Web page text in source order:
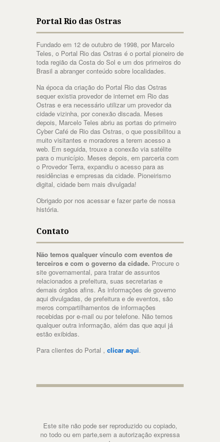
Portal Rio das Ostras
Fundado em 12 de outubro de 1998, por Marcelo
Teles, o Portal Rio das Ostras é o portal pioneiro de
toda região da Costa do Sol e um dos primeiros do
Brasil a abranger conteúdo sobre localidades.
Na época da criação do Portal Rio das Ostras
sequer existia provedor de internet em Rio das
Ostras e era necessário utilizar um provedor da
cidade vizinha, por conexão discada. Meses
depois, Marcelo Teles abriu as portas do primeiro
Cyber Café de Rio das Ostras, o que possibilitou a
muito visitantes e moradores a terem acesso a
web. Em seguida, trouxe a conexão via satélite
para o município. Meses depois, em parceria com
o Provedor Terra, expandiu o acesso para as
residências e empresas da cidade. Pioneirismo
digital, cidade bem mais divulgada!
Obrigado por nos acessar e fazer parte de nossa
história.
Contato
Não temos qualquer vínculo com eventos de
terceiros e com o governo da cidade. Procure o
site governamental, para tratar de assuntos
relacionados a prefeitura, suas secretarias e
demais órgãos afins. As informações de governo
aqui divulgadas, de prefeitura e de eventos, são
meros compartilhamentos de informações
recebidas por e-mail ou por telefone. Não temos
qualquer outra informação, além das que aqui já
estão exibidas.
Para clientes do Portal , clicar aqui.
Este site não pode ser reproduzido ou copiado,
no todo ou em parte,sem a autorização expressa